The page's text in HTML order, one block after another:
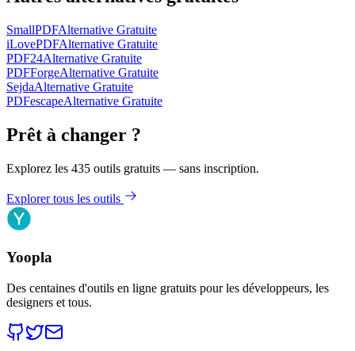
SmallPDFAlternative Gratuite
iLovePDFAlternative Gratuite
PDF24Alternative Gratuite
PDFForgeAlternative Gratuite
SejdaAlternative Gratuite
PDFescapeAlternative Gratuite
Prêt à changer ?
Explorez les 435 outils gratuits — sans inscription.
Explorer tous les outils
Yoopla
Des centaines d'outils en ligne gratuits pour les développeurs, les
designers et tous.